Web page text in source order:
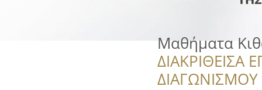
Μαθήματα
ΔΙΑΚΡΙΘΕΙΣΑ
ΔΙΑΓΩΝΙΣΜΟΥ